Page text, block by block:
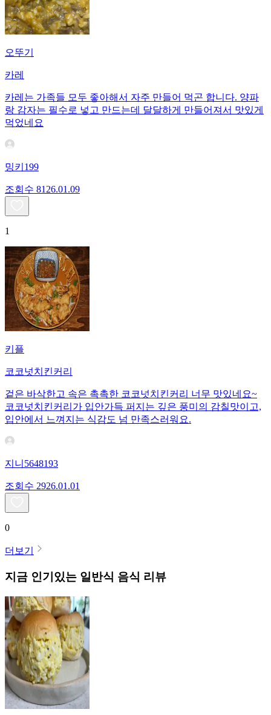
오뚜기
카레
카레는 가족들 모두 좋아해서 자주 만들어 먹곤 합니다. 양파
랑 감자는 필수로 넣고 만드는데 달달하게 만들어져서 맛있게
먹었네요
밍키199
조회수 81 26.01.09
1
키플
코코넛치킨커리
겉은 바삭한고 속은 촉촉한 코코넛치킨커리 너무 맛있네요~
코코넛치킨커리가 입안가득 퍼지는 깊은 풍미의 감칠맛이고,
입안에서 느껴지는 식감도 넘 만족스러워요.
지니5648193
조회수 2926.01.01
0
더보기
지금 인기있는 일반식 음식 리뷰